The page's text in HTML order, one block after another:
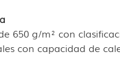
650 g/m² con
con capacidad de